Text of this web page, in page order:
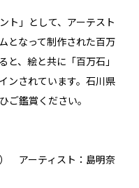
ト」として、アーテスト
となって制作された百万
と、絵と共に「百万石」
ンされています。石川県
ご鑑賞ください。
アーティスト：島明奈